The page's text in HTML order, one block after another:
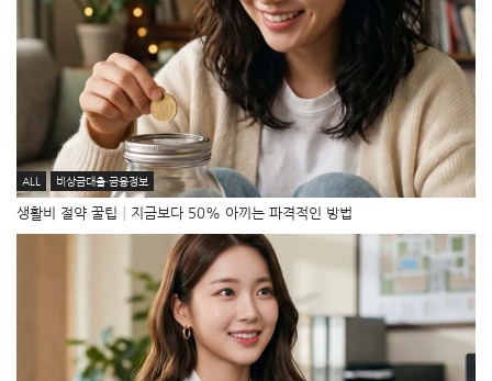
ALL 비상금대출·금융정보
생활비 절약 꿀팁│지금보다 50% 아끼는 파격적인 방법